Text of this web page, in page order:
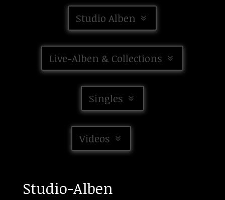
Studio Alben
Live-Alben & Collections
Singles
Videos
Studio-Alben